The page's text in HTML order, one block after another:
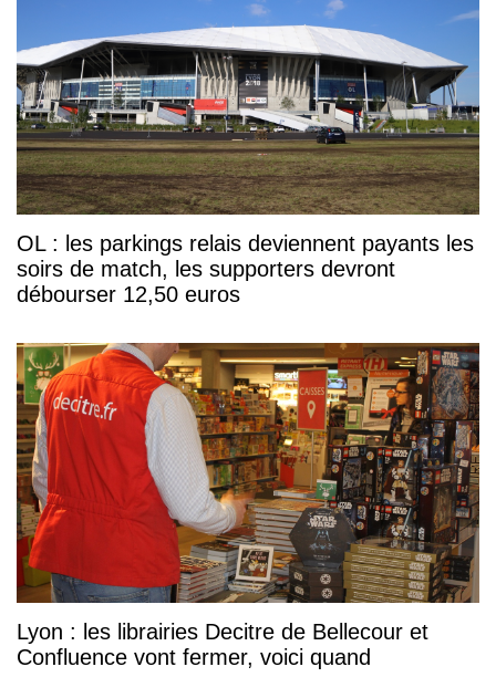
OL : les parkings relais deviennent payants les
soirs de match, les supporters devront
débourser 12,50 euros
Lyon : les librairies Decitre de Bellecour et
Confluence vont fermer, voici quand